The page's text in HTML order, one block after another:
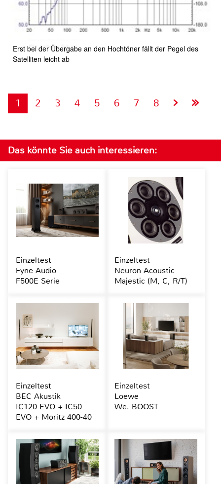
Erst bei der Übergabe an den Hochtöner fällt der Pegel des
Satelliten leicht ab
1 2 3 4 5 6 7 8
Das könnte Sie auch interessieren:
Einzeltest
Fyne Audio
F500E Serie
Einzeltest
Neuron Acoustic
Majestic (M, C, R/T)
Einzeltest
BEC Akustik
IC120 EVO + IC50
EVO + Moritz 400-40
Einzeltest
Loewe
We. BOOST